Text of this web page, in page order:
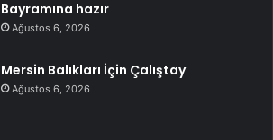
Bayramına hazır
Ağustos 6, 2026
Mersin Balıkları İçin Çalıştay
Ağustos 6, 2026